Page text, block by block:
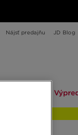
Nájsť predajňu JD Blog